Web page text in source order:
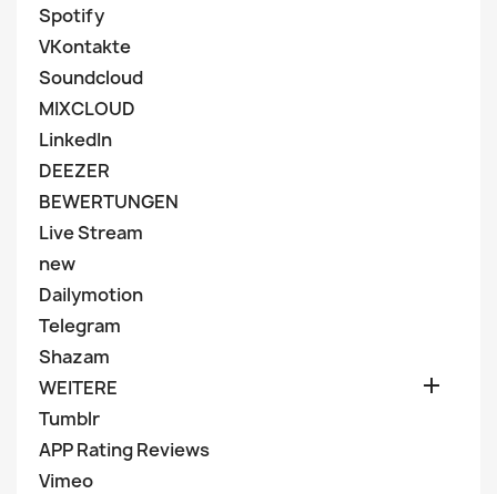
Spotify
VKontakte
Soundcloud
MIXCLOUD
LinkedIn
DEEZER
BEWERTUNGEN
Live Stream
new
Dailymotion
Telegram
Shazam
WEITERE

Tumblr
APP Rating Reviews
Vimeo